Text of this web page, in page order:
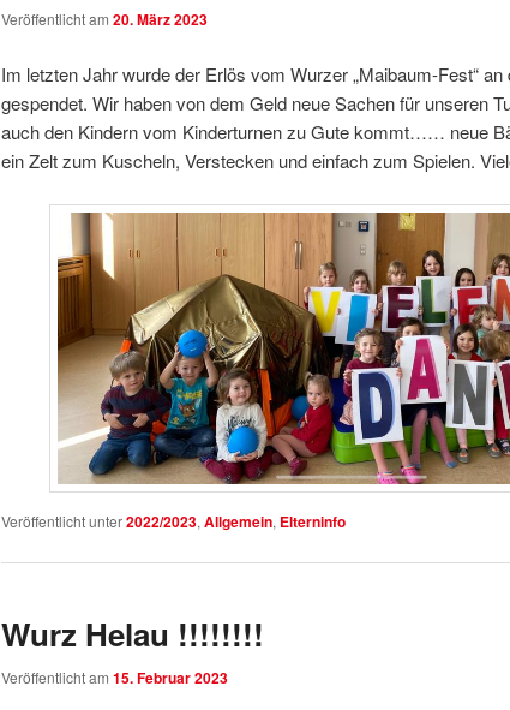
Veröffentlicht am 20. März 2023
Im letzten Jahr wurde der Erlös vom Wurzer „Maibaum-Fest“ an
gespendet. Wir haben von dem Geld neue Sachen für unseren
auch den Kindern vom Kinderturnen zu Gute kommt…… neue
ein Zelt zum Kuscheln, Verstecken und einfach zum Spielen.
Veröffentlicht unter2022/2023, Allgemein, Elterninfo
Wurz Helau !!!!!!!!
Veröffentlicht am 15. Februar 2023